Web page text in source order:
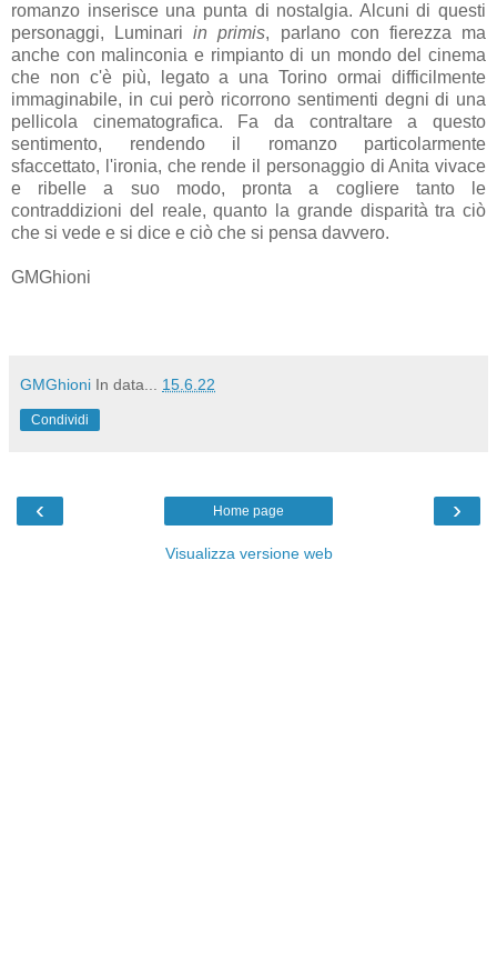
romanzo inserisce una punta di nostalgia. Alcuni di questi
personaggi, Luminariin primis, parlano con fierezza ma
anche con malinconia e rimpianto di un mondo del cinema
che non c'è più, legato a una Torino ormai difficilmente
immaginabile, in cui però ricorrono sentimenti degni di una
pellicola cinematografica. Fa da contraltare a questo
sentimento, rendendo il romanzo particolarmente
sfaccettato, l'ironia, che rende il personaggio di Anita vivace
e ribelle a suo modo, pronta a cogliere tanto le
contraddizioni del reale, quanto la grande disparità tra ciò
che si vede e si dice e ciò che si pensa davvero.
GMGhioni
GMGhioni In data... 15.6.22
Condividi
‹ ›
Home page
Visualizza versione web